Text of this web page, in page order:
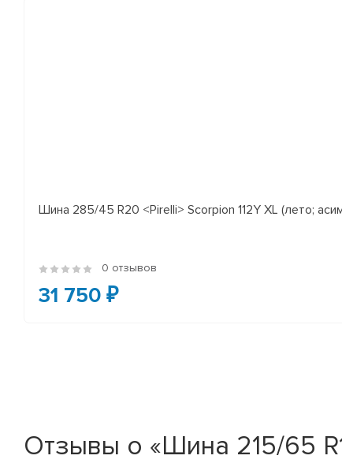
Шина 285/45 R20 <Pirelli> Scorpion 112Y XL (лето;
0 отзывов
31 750 ₽
Отзывы о «Шина 215/65